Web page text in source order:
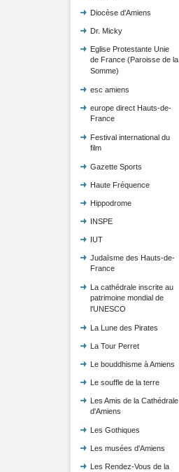
Diocèse d'Amiens
Dr. Micky
Eglise Protestante Unie
de France (Paroisse de la
Somme)
esc amiens
europe direct Hauts-de-
France
Festival international du
film
Gazette Sports
Haute Fréquence
Hippodrome
INSPE
IUT
Judaïsme des Hauts-de-
France
La cathédrale inscrite au
patrimoine mondial de
l'UNESCO
La Lune des Pirates
La Tour Perret
Le bouddhisme à Amiens
Le souffle de la terre
Les Amis de la Cathédrale
d'Amiens
Les Gothiques
Les musées d'Amiens
Les Rendez-Vous de la